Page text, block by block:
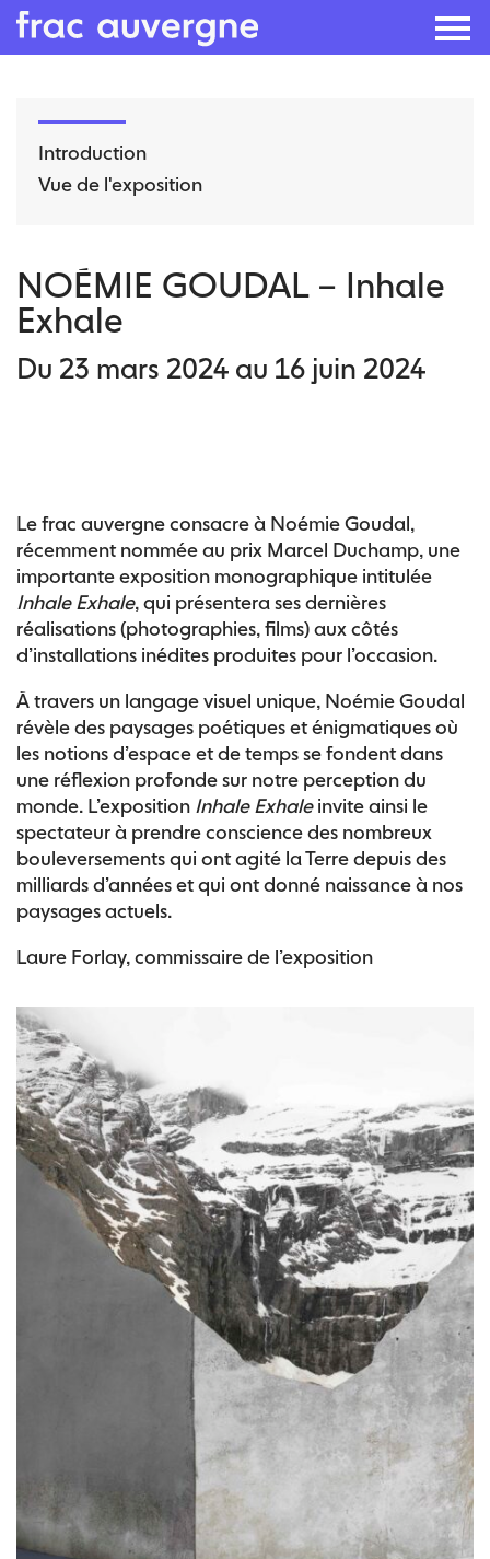
content
Introduction
Vue de l'exposition
NOÉMIE GOUDAL – Inhale
Exhale
Du 23 mars 2024 au 16 juin 2024
Le frac auvergne consacre à Noémie Goudal,
récemment nommée au prix Marcel Duchamp, une
importante exposition monographique intitulée
Inhale Exhale, qui présentera ses dernières
réalisations (photographies, films) aux côtés
d’installations inédites produites pour l’occasion.
À travers un langage visuel unique, Noémie Goudal
révèle des paysages poétiques et énigmatiques où
les notions d’espace et de temps se fondent dans
une réflexion profonde sur notre perception du
monde. L’exposition Inhale Exhaleinvite ainsi le
spectateur à prendre conscience des nombreux
bouleversements qui ont agité la Terre depuis des
milliards d’années et qui ont donné naissance à nos
paysages actuels.
Laure Forlay, commissaire de l’exposition